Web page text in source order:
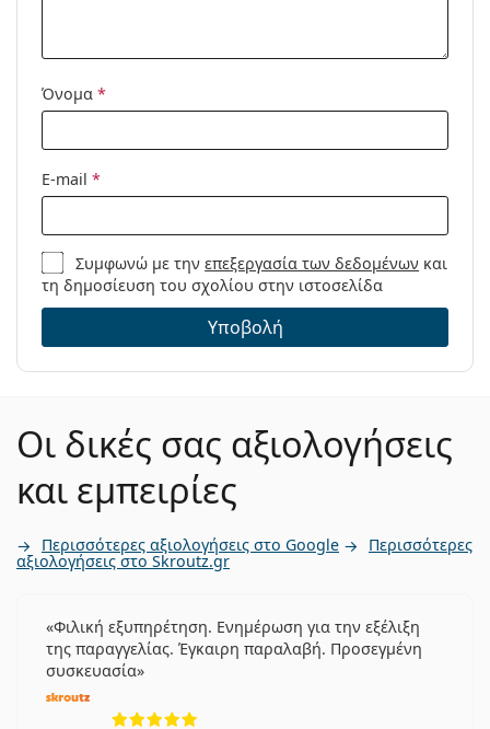
Όνομα *
E-mail *
Συμφωνώ με τηνεπεξεργασία των δεδομένων και
τη δημοσίευση του σχολίου στην ιστοσελίδα
Υποβολή
Οι δικές σας αξιολογήσεις
και εμπειρίες
Περισσότερες αξιολογήσεις στο Google Περισσότερες
αξιολογήσεις στο Skroutz.gr
Φιλική εξυπηρέτηση. Ενημέρωση για την εξέλιξη
της παραγγελίας. Έγκαιρη παραλαβή. Προσεγμένη
συσκευασία